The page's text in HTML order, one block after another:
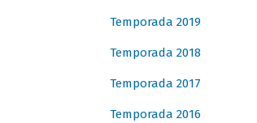
Temporada 2019
Temporada 2018
Temporada 2017
Temporada 2016